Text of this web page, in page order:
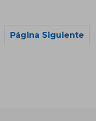
Página Siguiente